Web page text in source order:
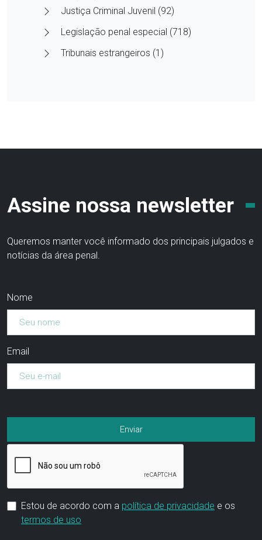
Justiça Criminal Juvenil (92)
Legislação penal especial (718)
Tribunais estrangeiros (1)
Assine nossa newsletter
Queremos manter você informado dos principais julgados e
notícias da área penal.
Nome
Email
Estou de acordo com a política de privacidade e os
termos de uso